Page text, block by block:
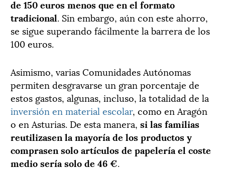
de 150 euros menos que en el formato
tradicional. Sin embargo, aún con este ahorro,
se sigue superando fácilmente la barrera de los
100 euros.
Asimismo, varias Comunidades Autónomas
permiten desgravarse un gran porcentaje de
estos gastos, algunas, incluso, la totalidad de la
inversión en material escolar, como en Aragón
o en Asturias. De esta manera, si las familias
reutilizasen la mayoría de los productos y
comprasen solo artículos de papelería el coste
medio sería solo de 46 €.